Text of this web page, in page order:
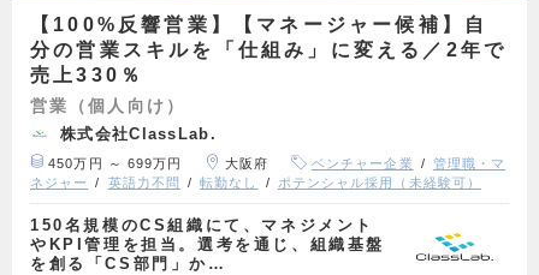
【100%反響営業】【マネージャー候補】自
分の営業スキルを「仕組み」に変える／2年で
売上330％
営業（個人向け）
株式会社ClassLab.
450万円 ～ 699万円 大阪府 ベンチャー企業
管理職・マ
ネジャー
英語力不問 転勤なし ポテンシャル採用（未経験可）
150名規模のCS組織にて、マネジメント
やKPI管理を担当。選考を通じ、組織基盤
を創る「CS部門」か…